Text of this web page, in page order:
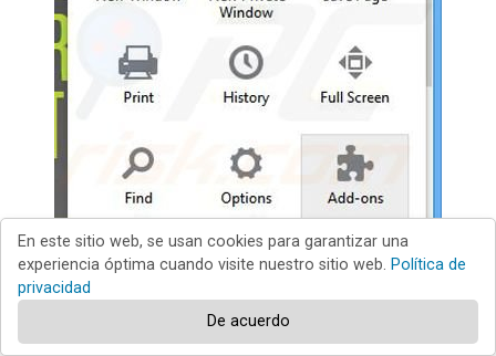
En este sitio web, se usan cookies para garantizar una
experiencia óptima cuando visite nuestro sitio web. Política de
privacidad
De acuerdo